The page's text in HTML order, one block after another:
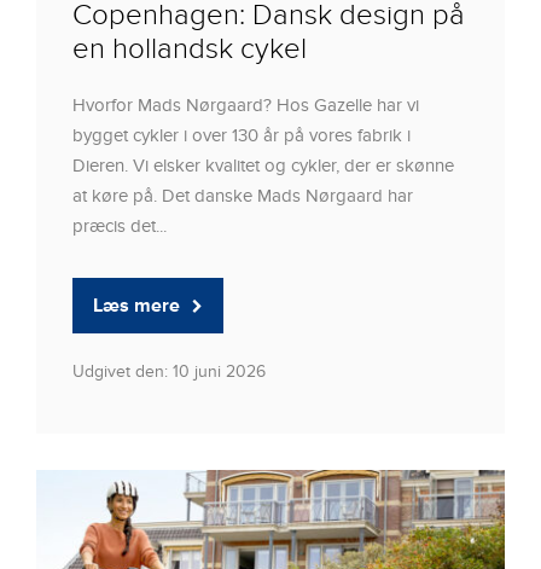
Copenhagen: Dansk design på
en hollandsk cykel
Hvorfor Mads Nørgaard? Hos Gazelle har vi
bygget cykler i over 130 år på vores fabrik i
Dieren. Vi elsker kvalitet og cykler, der er skønne
at køre på. Det danske Mads Nørgaard har
præcis det...
Læs mere
Udgivet den: 10 juni 2026